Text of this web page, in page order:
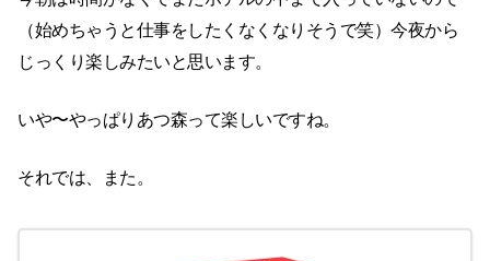
（始めちゃうと仕事をしたくなくなりそうで笑）今夜から
じっくり楽しみたいと思います。
いや〜やっぱりあつ森って楽しいですね。
それでは、また。